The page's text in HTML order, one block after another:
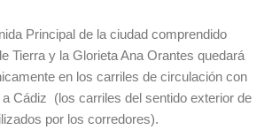
Principal de la ciudad comprendido
Tierra y la Glorieta Ana Orantes quedará
en los carriles de circulación con
Cádiz (los carriles del sentido exterior de
por los corredores).